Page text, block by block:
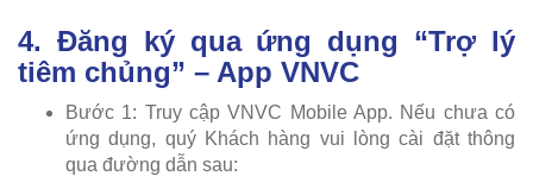
4. Đăng ký qua ứng dụng “Trợ lý
tiêm chủng” – App VNVC
Bước 1: Truy cập VNVC Mobile App. Nếu chưa có
ứng dụng, quý Khách hàng vui lòng cài đặt thông
qua đường dẫn sau: